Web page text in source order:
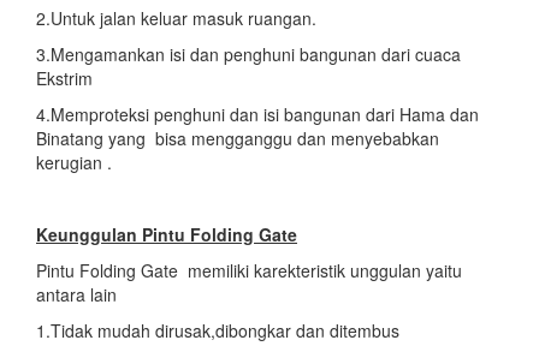
2.Untuk jalan keluar masuk ruangan.
3.Mengamankan isi dan penghuni bangunan dari cuaca
Ekstrim
4.Memproteksi penghuni dan isi bangunan dari Hama dan
Binatang yang bisa mengganggu dan menyebabkan
kerugian .
Keunggulan Pintu Folding Gate
Pintu Folding Gate memiliki karekteristik unggulan yaitu
antara lain
1.Tidak mudah dirusak,dibongkar dan ditembus